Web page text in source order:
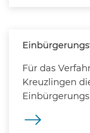
Für das
Kreuzlingen